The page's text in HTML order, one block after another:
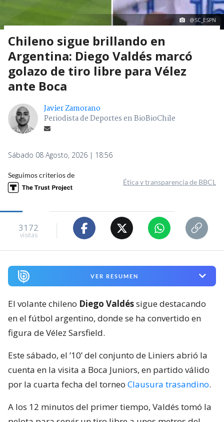
@SC_ESPN
Chileno sigue brillando en
Argentina: Diego Valdés marcó
golazo de tiro libre para Vélez
ante Boca
Javier Zamorano
Periodista de Deportes en BioBioChile
Sábado 08 Agosto, 2026 | 18:56
Seguimos criterios de
Ética y transparencia de BBCL
3172
visitas
VER RESUMEN
El volante chileno Diego Valdéssigue destacando
en el fútbol argentino, donde se ha convertido en
figura de Vélez Sarsfield.
Este sábado, el ’10’ del conjunto de Liniers abrió la
cuenta en la visita a Boca Juniors, en partido válido
por la cuarta fecha del torneo Clausura trasandino.
A los 12 minutos del primer tiempo, Valdés tomó la